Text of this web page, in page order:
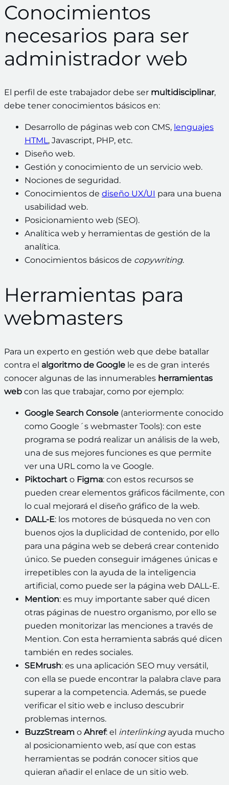
Conocimientos
necesarios para ser
administrador web
El perfil de este trabajador debe ser multidisciplinar,
debe tener conocimientos básicos en:
Desarrollo de páginas web con CMS, lenguajes
HTML, Javascript, PHP, etc.
Diseño web.
Gestión y conocimiento de un servicio web.
Nociones de seguridad.
Conocimientos de diseño UX/UI para una buena
usabilidad web.
Posicionamiento web (SEO).
Analítica web y herramientas de gestión de la
analítica.
Conocimientos básicos de copywriting.
Herramientas para
webmasters
Para un experto en gestión web que debe batallar
contra el algoritmo de Google le es de gran interés
conocer algunas de las innumerables herramientas
web con las que trabajar, como por ejemplo:
Google Search Console (anteriormente conocido
como Google´s webmaster Tools): con este
programa se podrá realizar un análisis de la web,
una de sus mejores funciones es que permite
ver una URL como la ve Google.
Piktochart o Figma: con estos recursos se
pueden crear elementos gráficos fácilmente, con
lo cual mejorará el diseño gráfico de la web.
DALL-E: los motores de búsqueda no ven con
buenos ojos la duplicidad de contenido, por ello
para una página web se deberá crear contenido
único. Se pueden conseguir imágenes únicas e
irrepetibles con la ayuda de la inteligencia
artificial, como puede ser la página web DALL-E.
Mention: es muy importante saber qué dicen
otras páginas de nuestro organismo, por ello se
pueden monitorizar las menciones a través de
Mention. Con esta herramienta sabrás qué dicen
también en redes sociales.
SEMrush: es una aplicación SEO muy versátil,
con ella se puede encontrar la palabra clave para
superar a la competencia. Además, se puede
verificar el sitio web e incluso descubrir
problemas internos.
BuzzStream o Ahref: el interlinking ayuda mucho
al posicionamiento web, así que con estas
herramientas se podrán conocer sitios que
quieran añadir el enlace de un sitio web.